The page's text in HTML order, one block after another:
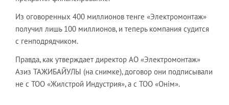
Из оговоренных 400 миллионов тенге «Электромонтаж»
получил лишь 100 миллионов, и теперь компания судится
с генподрядчиком.
Правда, как утверждает директор АО «Электромонтаж»
Азиз ТАЖИБАЙУЛЫ (на снимке), договор они подписывали
не с ТОО «Жилстрой Индустрия», а с ТОО «Онiм».